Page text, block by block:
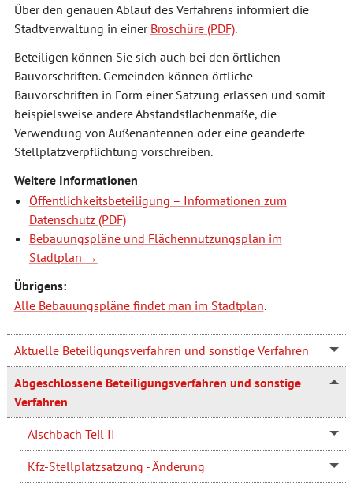
Über den genauen Ablauf des Verfahrens informiert die
Stadtverwaltung in einer Broschüre
.
Beteiligen können Sie sich auch bei den örtlichen
Bauvorschriften. Gemeinden können örtliche
Bauvorschriften in Form einer Satzung erlassen und somit
beispielsweise andere Abstandsflächenmaße, die
Verwendung von Außenantennen oder eine geänderte
Stellplatzverpflichtung vorschreiben.
Weitere Informationen
Öffentlichkeitsbeteiligung – Informationen zum
Datenschutz
Bebauungspläne und Flächennutzungsplan im
Stadtplan
Übrigens:
Alle Bebauungspläne findet man im Stadtplan.
Aktuelle Beteiligungsverfahren und sonstige Verfahren
Abgeschlossene Beteiligungsverfahren und sonstige
Verfahren
Aischbach Teil II
Kfz-Stellplatzsatzung - Änderung